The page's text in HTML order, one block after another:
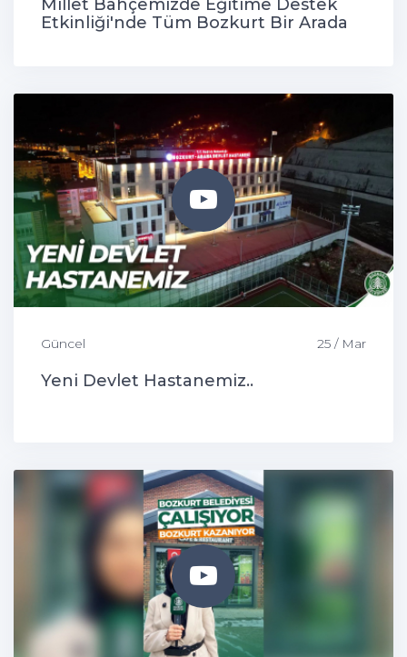
Millet Bahçemizde Eğitime Destek
Etkinliği'nde Tüm Bozkurt Bir Arada
Güncel 25 / Mar
Yeni Devlet Hastanemiz..